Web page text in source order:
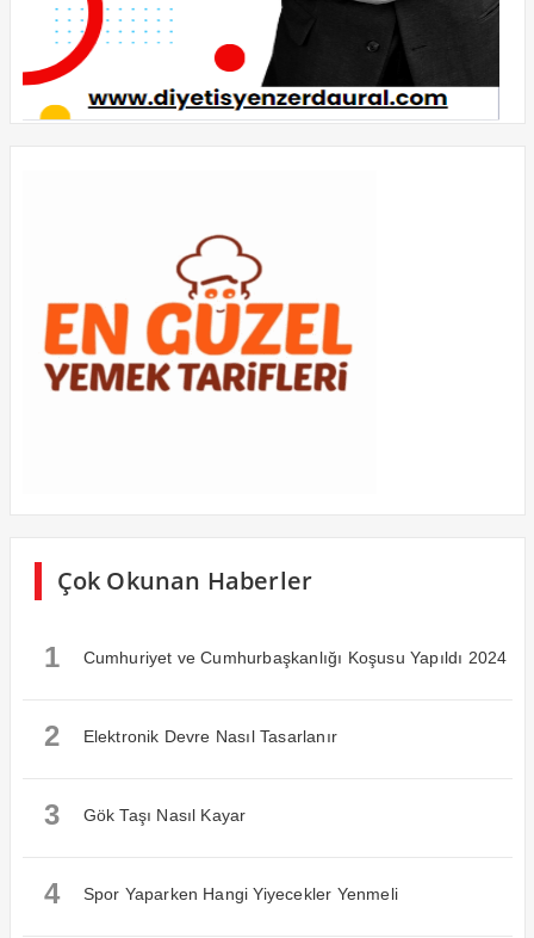
Çok Okunan Haberler
1 Cumhuriyet ve Cumhurbaşkanlığı Koşusu Yapıldı 2024
2 Elektronik Devre Nasıl Tasarlanır
3 Gök Taşı Nasıl Kayar
4 Spor Yaparken Hangi Yiyecekler Yenmeli